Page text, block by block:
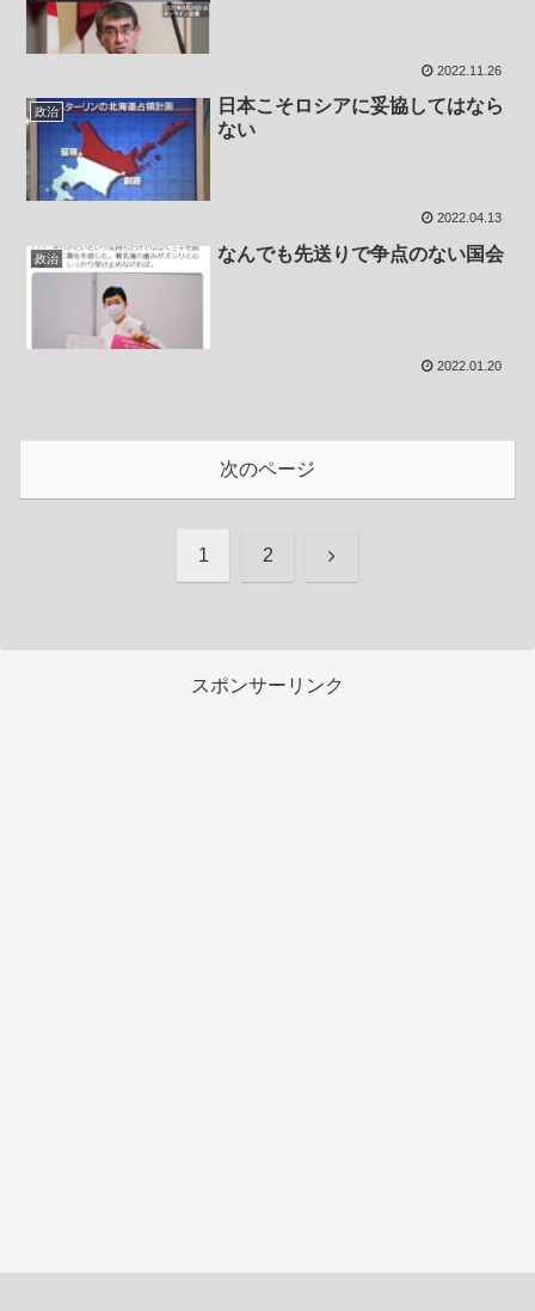
2022.11.26
政治
日本こそロシアに妥協してはなら
ない
2022.04.13
政治 なんでも先送りで争点のない国会
2022.01.20
次のページ
1 2 次
スポンサーリンク